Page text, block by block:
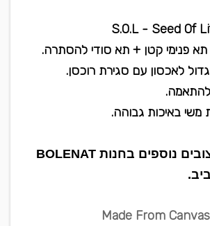
תא פנימי קטן + תא סודי להסתרה.
לאכסון עם סגירת רוכסן.
להתאמה.
משי באיכות גבוהה.
ניתן למצוא עיצובים נוספים בחנות BOLENAT
Made From Canvas